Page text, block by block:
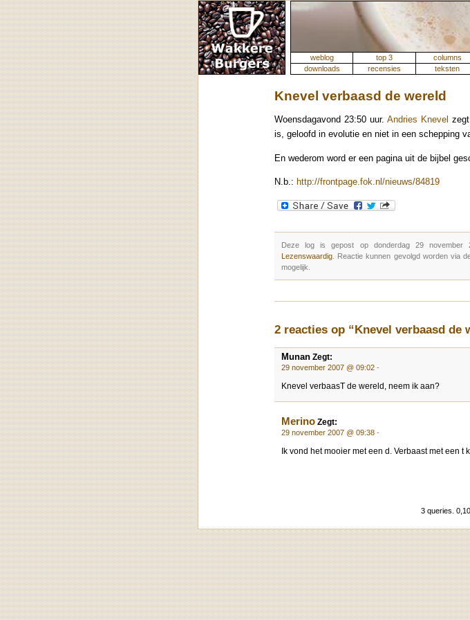
weblog top 3 columns
downloads
recensies teksten
Knevel verbaasd de wereld
Woensdagavond 23:50 uur. Andries Knevel
is, geloofd in evolutie en niet in een schepping
En wederom word er een pagina uit de bijbel
N.b.: http://frontpage.fok.nl/nieuws/84819
Deze log is gepost op donderdag 29
Lezenswaardig . Reactie kunnen gevolgd worden via
mogelijk.
2 reacties op “Knevel verbaasd de
Munan Zegt:
29 november 2007 @ 09:02 -
Knevel verbaasT de wereld, neem ik aan?
Merino Zegt:
29 november 2007 @ 09:38 -
Ik vond het mooier met een d. Verbaast met een
3 queries.